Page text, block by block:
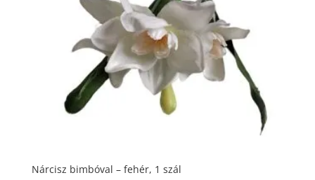
Nárcisz bimbóval – fehér, 1 szál